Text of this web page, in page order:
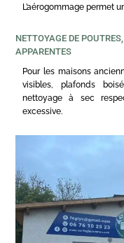
L’aérogommage permet
NETTOYAGE DE
APPARENTES
Pour les maisons
visibles, plafonds
nettoyage à sec
excessive.